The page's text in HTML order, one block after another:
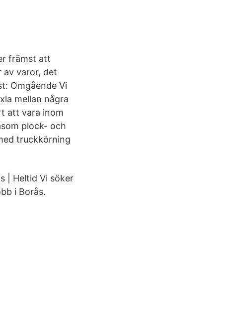
främst att
av varor, det
Omgående Vi
mellan några
att vara inom
plock- och
truckkörning
| Heltid Vi söker
i Borås.